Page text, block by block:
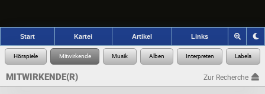
Start Kartei Artikel Links
MITWIRKENDE(R) Zur Recherche